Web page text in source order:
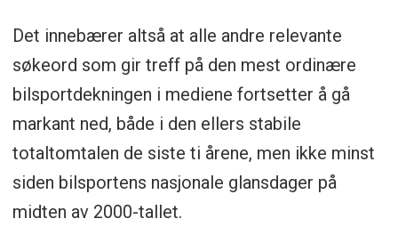
Det innebærer altså at alle andre relevante
søkeord som gir treff på den mest ordinære
bilsportdekningen i mediene fortsetter å gå
markant ned, både i den ellers stabile
totaltomtalen de siste ti årene, men ikke minst
siden bilsportens nasjonale glansdager på
midten av 2000-tallet.